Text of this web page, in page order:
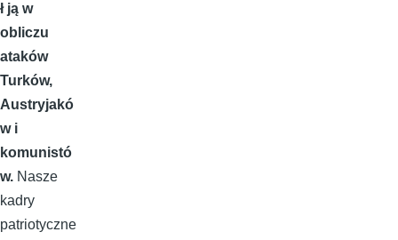
ł ją w
obliczu
ataków
Turków,
Austryjakó
w i
komunistó
w. Nasze
kadry
patriotyczne